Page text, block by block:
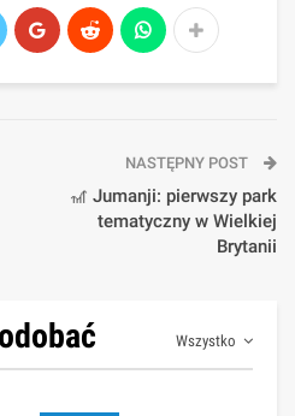
NASTĘPNY POST
🎢 Jumanji: pierwszy park
tematyczny w Wielkiej
Brytanii
Wszystko